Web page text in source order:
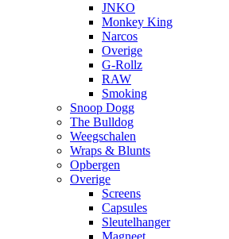
JNKO
Monkey King
Narcos
Overige
G-Rollz
RAW
Smoking
Snoop Dogg
The Bulldog
Weegschalen
Wraps & Blunts
Opbergen
Overige
Screens
Capsules
Sleutelhanger